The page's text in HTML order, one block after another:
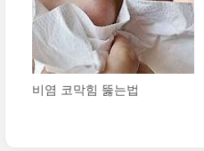
비염 코막힘 뚫는법